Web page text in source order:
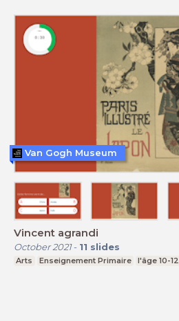
Vincent agrandi
October 2021- 11 slides
Arts Enseignement Primaire l'âge 10-12
Van Gogh Museum